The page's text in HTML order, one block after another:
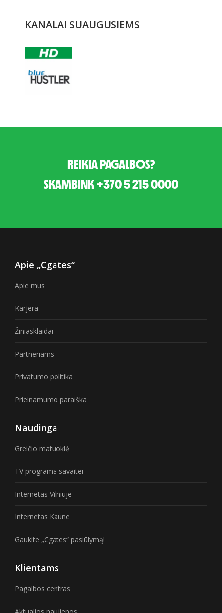
KANALAI SUAUGUSIEMS
REIKIA PAGALBOS?
SKAMBINK +370 5 215 0000
Apie „Cgates“
Apie mus
Karjera
Žiniasklaidai
Partneriams
Privatumo politika
Prieinamumo paraiška
Naudinga
Greičio matuoklė
TV programa savaitei
Internetas Vilniuje
Internetas Kaune
Gaukite „Cgates“ pasiūlymą!
Klientams
Pagalbos centras